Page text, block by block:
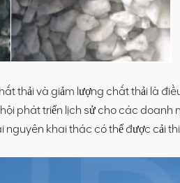
thải và giảm lượng chất thải là
phát triển lịch sử cho các doanh
nguyên khai thác có thể được cải